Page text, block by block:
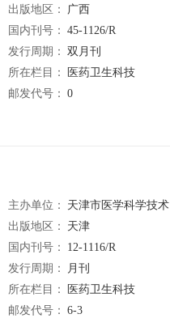
出版地区：
广西
国内刊号： 45-1126/R
发行周期： 双月刊
所在栏目：
医药卫生科技
邮发代号： 0
主办单位：
天津市医学科学技术信息研究所
出版地区：
天津
国内刊号：
12-1116/R
发行周期：
月刊
所在栏目：
医药卫生科技
邮发代号： 6-3